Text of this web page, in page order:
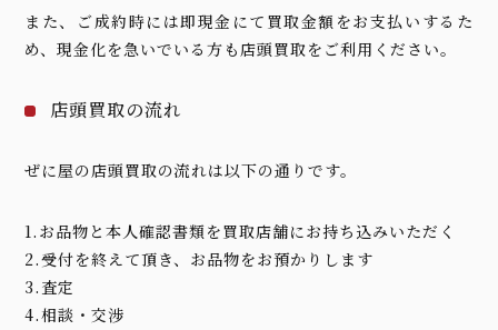
また、ご成約時には即現金にて買取金額をお支払いするた
め、現金化を急いでいる方も店頭買取をご利用ください。
店頭買取の流れ
ぜに屋の店頭買取の流れは以下の通りです。
1.お品物と本人確認書類を買取店舗にお持ち込みいただく
2.受付を終えて頂き、お品物をお預かりします
3.査定
4.相談・交渉